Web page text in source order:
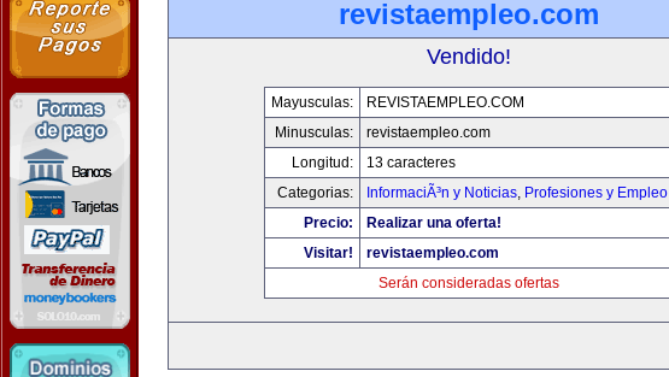
revistaempleo.com
Vendido!
Mayusculas:
REVISTAEMPLEO.COM
Minusculas:
revistaempleo.com
Longitud:
13 caracteres
Categorias:
InformaciÃ³n y Noticias, Profesiones y Empleo
Precio:
Realizar una oferta!
Visitar!
revistaempleo.com
Serán consideradas ofertas